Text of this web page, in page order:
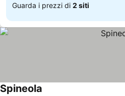
Guarda i prezzi di 2 siti
Spineola